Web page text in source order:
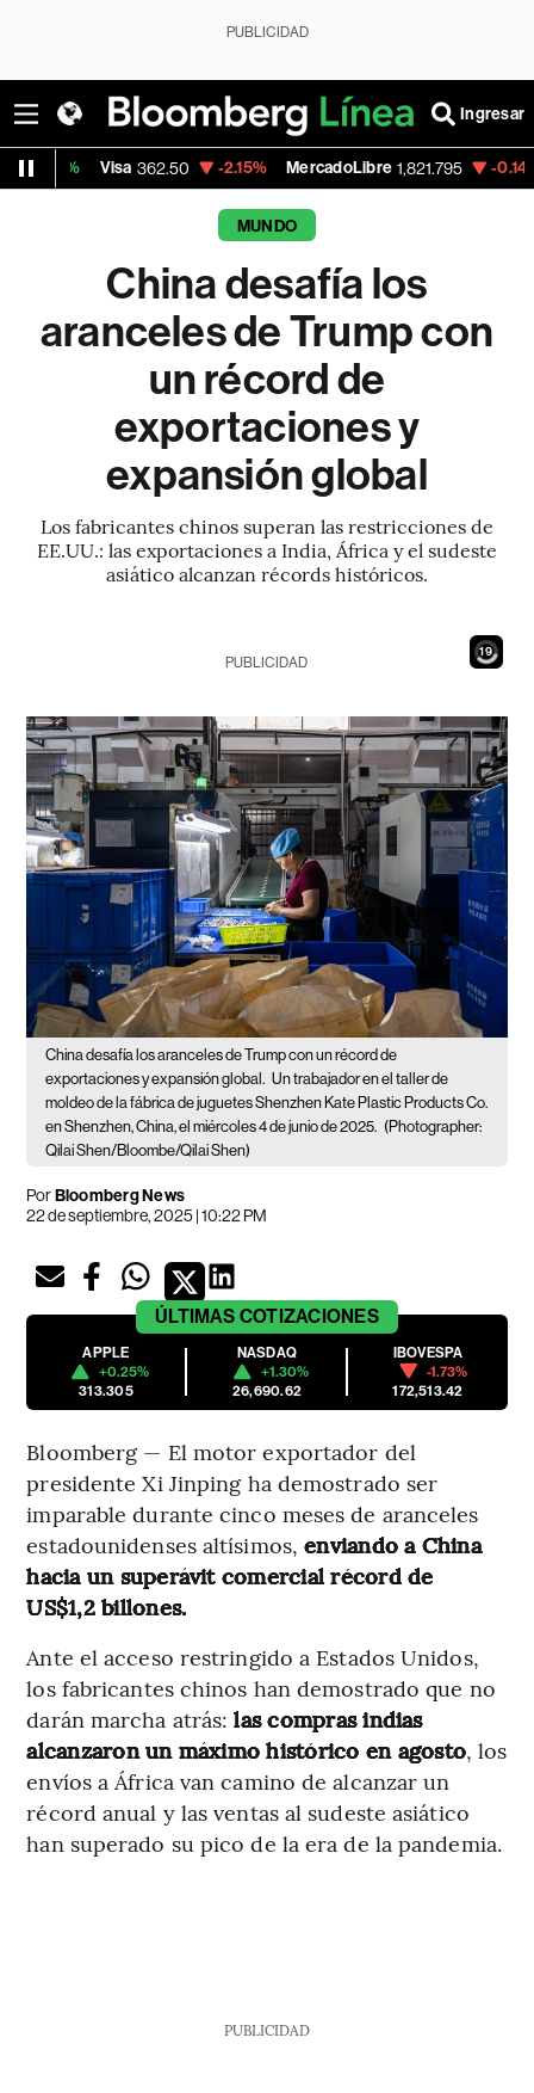
PUBLICIDAD
Ingresar
362.50 -2.15% MercadoLibre 1,821.795 -0.14% Banco
MUNDO
China desafía los
aranceles de Trump con
un récord de
exportaciones y
expansión global
Los fabricantes chinos superan las restricciones de
EE.UU.: las exportaciones a India, África y el sudeste
asiático alcanzan récords históricos.
18
PUBLICIDAD
China desafía los aranceles de Trump con un récord de
exportaciones y expansión global. Un trabajador en el taller de
moldeo de la fábrica de juguetes Shenzhen Kate Plastic Products Co.
en Shenzhen, China, el miércoles 4 de junio de 2025. (Photographer:
Qilai Shen/Bloombe/Qilai Shen)
PorBloomberg News
22 de septiembre, 2025 | 10:22 PM
ÚLTIMAS COTIZACIONES
APPLE
+0.25%
313.305
NASDAQ
+1.30%
26,690.62
IBOVESPA
-1.73%
172,513.42
Bloomberg — El motor exportador del
presidente Xi Jinping ha demostrado ser
imparable durante cinco meses de aranceles
estadounidenses altísimos,enviando a China
hacia un superávit comercial récord de
US$1,2 billones.
Ante el acceso restringido a Estados Unidos,
los fabricantes chinos han demostrado que no
darán marcha atrás:las compras indias
alcanzaron un máximo histórico en agosto, los
envíos a África van camino de alcanzar un
récord anual y las ventas al sudeste asiático
han superado su pico de la era de la pandemia.
PUBLICIDAD